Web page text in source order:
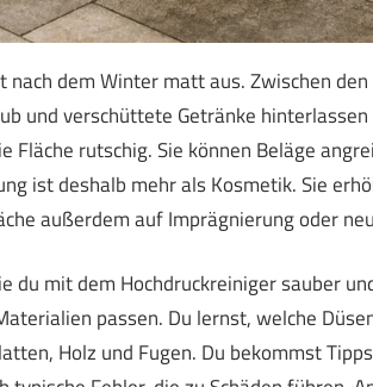
nach dem Winter matt aus. Zwischen
und verschüttete Getränke
Fläche rutschig. Sie können Beläge
ist deshalb mehr als Kosmetik. Sie
außerdem auf Imprägnierung oder
du mit dem Hochdruckreiniger sauber
passen. Du lernst, welche
Holz und Fugen. Du bekommst